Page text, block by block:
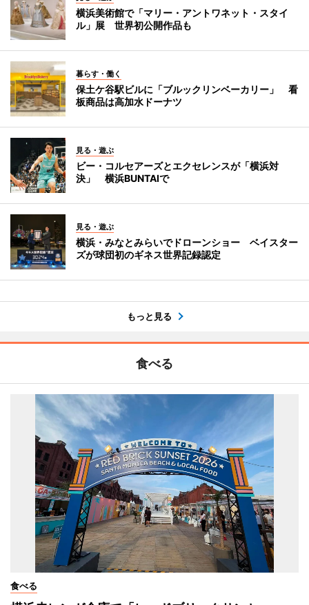
横浜美術館で「マリー・アントワネット・スタイ
ル」展 世界初公開作品も
暮らす・働く
保土ケ谷駅ビルに「ブルックリンベーカリー」 看
板商品は高加水ドーナツ
見る・遊ぶ
ビー・コルセアーズとエクセレンスが「横浜対
決」 横浜BUNTAIで
見る・遊ぶ
横浜・みなとみらいでドローンショー ベイスター
ズが球団初のギネス世界記録認定
もっと見る
食べる
食べる